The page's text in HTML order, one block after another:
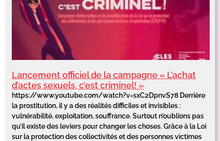
Lancement officiel de la campagne « L’achat
d’actes sexuels, c’est criminel! »
https://www.youtube.com/watch?v=sxC2DpnvS78 Derrière
la prostitution, il y a des réalités difficiles et invisibles :
vulnérabilité, exploitation, souffrance. Surtout n’oublions pas
qu’il existe des leviers pour changer les choses. Grâce à la Loi
sur la protection des collectivités et des personnes victimes